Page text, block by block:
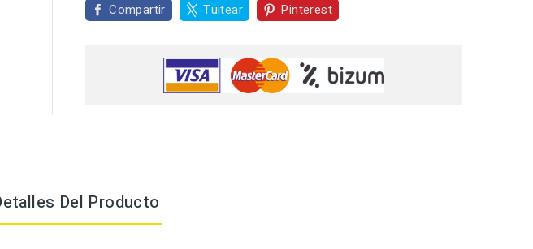
Compartir Tuitear Pinterest
Del Producto